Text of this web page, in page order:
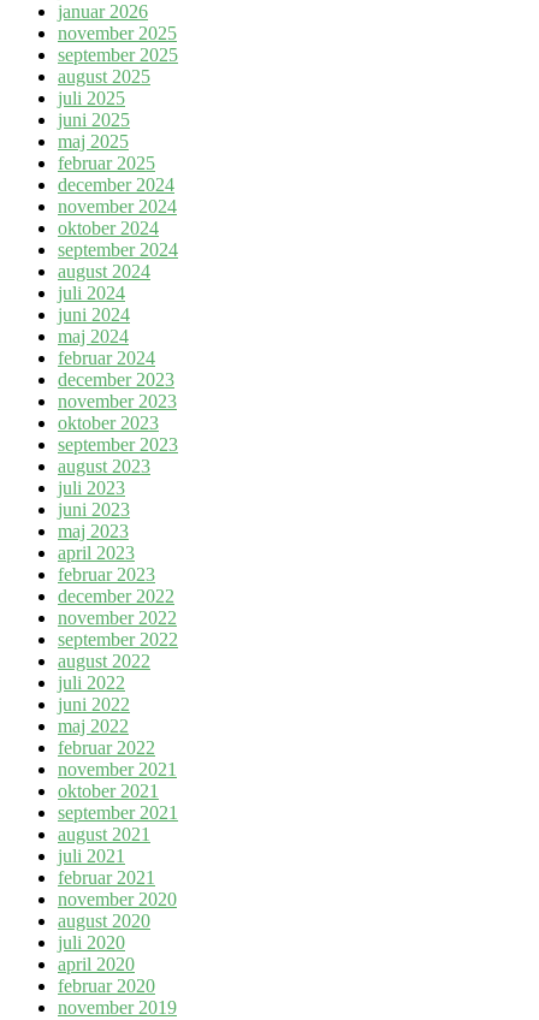
januar 2026
november 2025
september 2025
august 2025
juli 2025
juni 2025
maj 2025
februar 2025
december 2024
november 2024
oktober 2024
september 2024
august 2024
juli 2024
juni 2024
maj 2024
februar 2024
december 2023
november 2023
oktober 2023
september 2023
august 2023
juli 2023
juni 2023
maj 2023
april 2023
februar 2023
december 2022
november 2022
september 2022
august 2022
juli 2022
juni 2022
maj 2022
februar 2022
november 2021
oktober 2021
september 2021
august 2021
juli 2021
februar 2021
november 2020
august 2020
juli 2020
april 2020
februar 2020
november 2019